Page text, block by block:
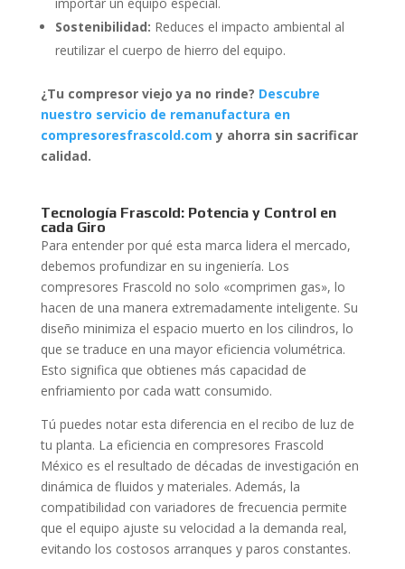
Sostenibilidad: Reduces el impacto ambiental al
reutilizar el cuerpo de hierro del equipo.
¿Tu compresor viejo ya no rinde? Descubre
nuestro servicio de remanufactura en
compresoresfrascold.com y ahorra sin sacrificar
calidad.
Tecnología Frascold: Potencia y Control en
cada Giro
Para entender por qué esta marca lidera el mercado,
debemos profundizar en su ingeniería. Los
compresores Frascold no solo «comprimen gas», lo
hacen de una manera extremadamente inteligente. Su
diseño minimiza el espacio muerto en los cilindros, lo
que se traduce en una mayor eficiencia volumétrica.
Esto significa que obtienes más capacidad de
enfriamiento por cada watt consumido.
Tú puedes notar esta diferencia en el recibo de luz de
tu planta. La eficiencia en compresores Frascold
México es el resultado de décadas de investigación en
dinámica de fluidos y materiales. Además, la
compatibilidad con variadores de frecuencia permite
que el equipo ajuste su velocidad a la demanda real,
evitando los costosos arranques y paros constantes.